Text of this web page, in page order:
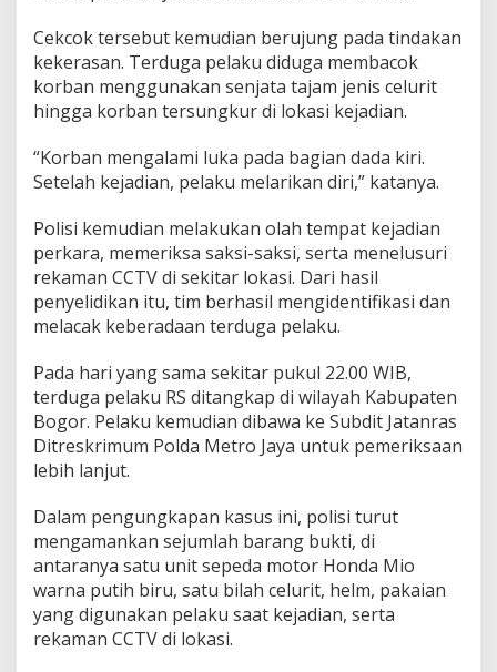
Cekcok tersebut kemudian berujung pada tindakan
kekerasan. Terduga pelaku diduga membacok
korban menggunakan senjata tajam jenis celurit
hingga korban tersungkur di lokasi kejadian.
“Korban mengalami luka pada bagian dada kiri.
Setelah kejadian, pelaku melarikan diri,” katanya.
Polisi kemudian melakukan olah tempat kejadian
perkara, memeriksa saksi-saksi, serta menelusuri
rekaman CCTV di sekitar lokasi. Dari hasil
penyelidikan itu, tim berhasil mengidentifikasi dan
melacak keberadaan terduga pelaku.
Pada hari yang sama sekitar pukul 22.00 WIB,
terduga pelaku RS ditangkap di wilayah Kabupaten
Bogor. Pelaku kemudian dibawa ke Subdit Jatanras
Ditreskrimum Polda Metro Jaya untuk pemeriksaan
lebih lanjut.
Dalam pengungkapan kasus ini, polisi turut
mengamankan sejumlah barang bukti, di
antaranya satu unit sepeda motor Honda Mio
warna putih biru, satu bilah celurit, helm, pakaian
yang digunakan pelaku saat kejadian, serta
rekaman CCTV di lokasi.